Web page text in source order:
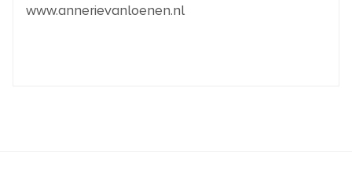
www.annerievanloenen.nl